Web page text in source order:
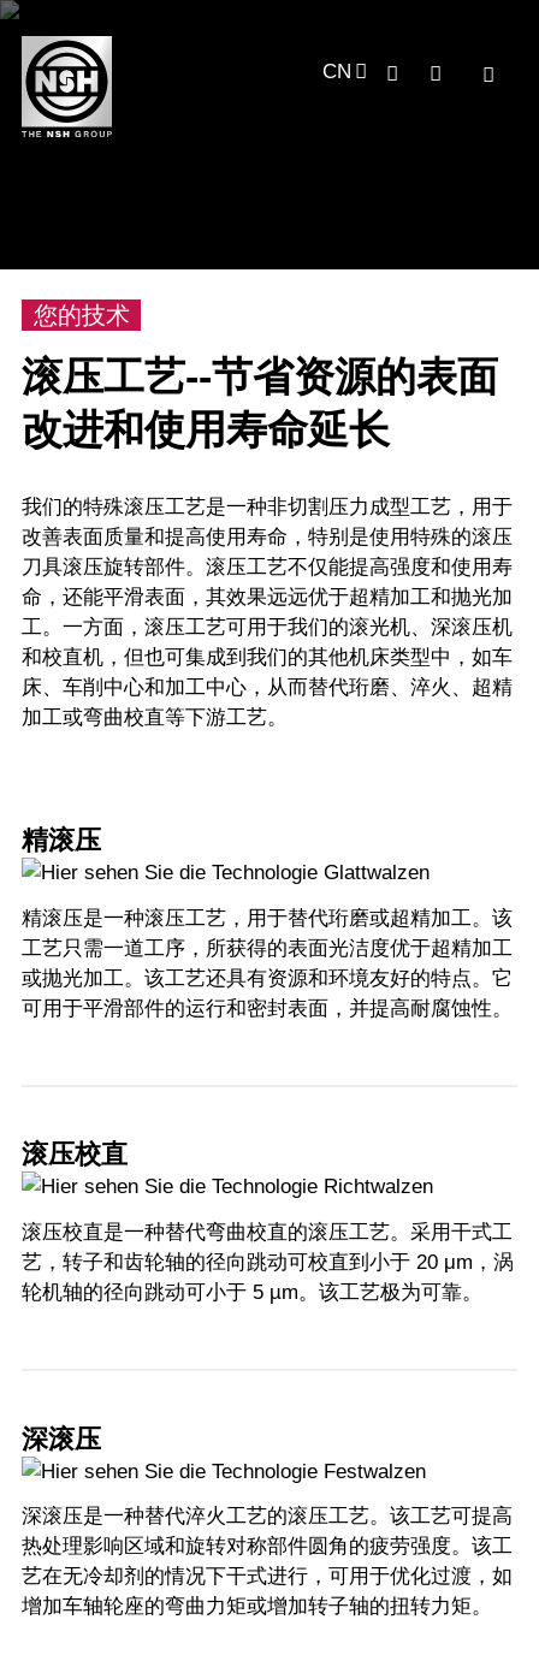
CN
您的技术
滚压工艺--节省资源的表面
改进和使用寿命延长
我们的特殊滚压工艺是一种非切割压力成型工艺，用于
改善表面质量和提高使用寿命，特别是使用特殊的滚压
刀具滚压旋转部件。滚压工艺不仅能提高强度和使用寿
命，还能平滑表面，其效果远远优于超精加工和抛光加
工。一方面，滚压工艺可用于我们的滚光机、深滚压机
和校直机，但也可集成到我们的其他机床类型中，如车
床、车削中心和加工中心，从而替代珩磨、淬火、超精
加工或弯曲校直等下游工艺。
精滚压
精滚压是一种滚压工艺，用于替代珩磨或超精加工。该
工艺只需一道工序，所获得的表面光洁度优于超精加工
或抛光加工。该工艺还具有资源和环境友好的特点。它
可用于平滑部件的运行和密封表面，并提高耐腐蚀性。
滚压校直
滚压校直是一种替代弯曲校直的滚压工艺。采用干式工
艺，转子和齿轮轴的径向跳动可校直到小于 20 μm，涡
轮机轴的径向跳动可小于 5 µm。该工艺极为可靠。
深滚压
深滚压是一种替代淬火工艺的滚压工艺。该工艺可提高
热处理影响区域和旋转对称部件圆角的疲劳强度。该工
艺在无冷却剂的情况下干式进行，可用于优化过渡，如
增加车轴轮座的弯曲力矩或增加转子轴的扭转力矩。